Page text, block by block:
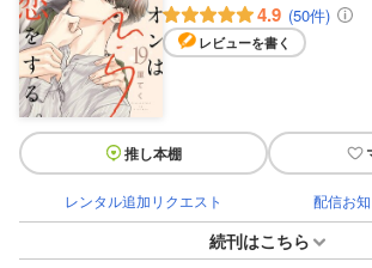
4.9 (50件)
レビューを書く
推し本棚
レンタル追加リクエスト 配信お
続刊はこちら